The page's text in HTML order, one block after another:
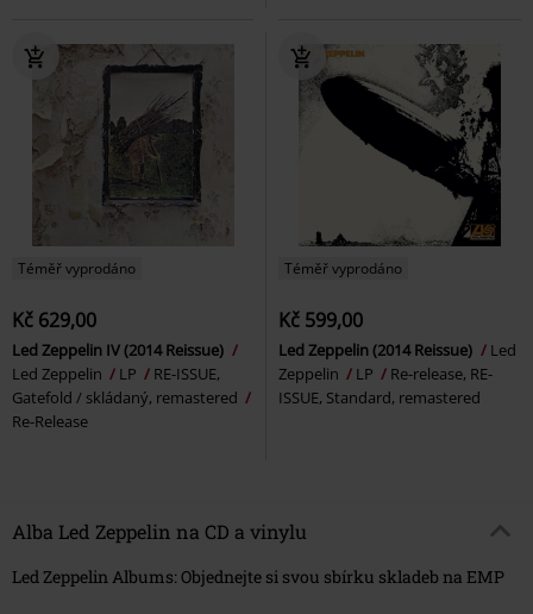
Téměř vyprodáno
Kč 629,00
Led Zeppelin IV (2014 Reissue)
Led Zeppelin
LP
RE-ISSUE,
Gatefold / skládaný, remastered
Re-Release
Téměř vyprodáno
Kč 599,00
Led Zeppelin (2014 Reissue)
Led
Zeppelin
LP
Re-release, RE-
ISSUE, Standard, remastered
Alba Led Zeppelin na CD a vinylu
Led Zeppelin Albums: Objednejte si svou sbírku skladeb na EMP